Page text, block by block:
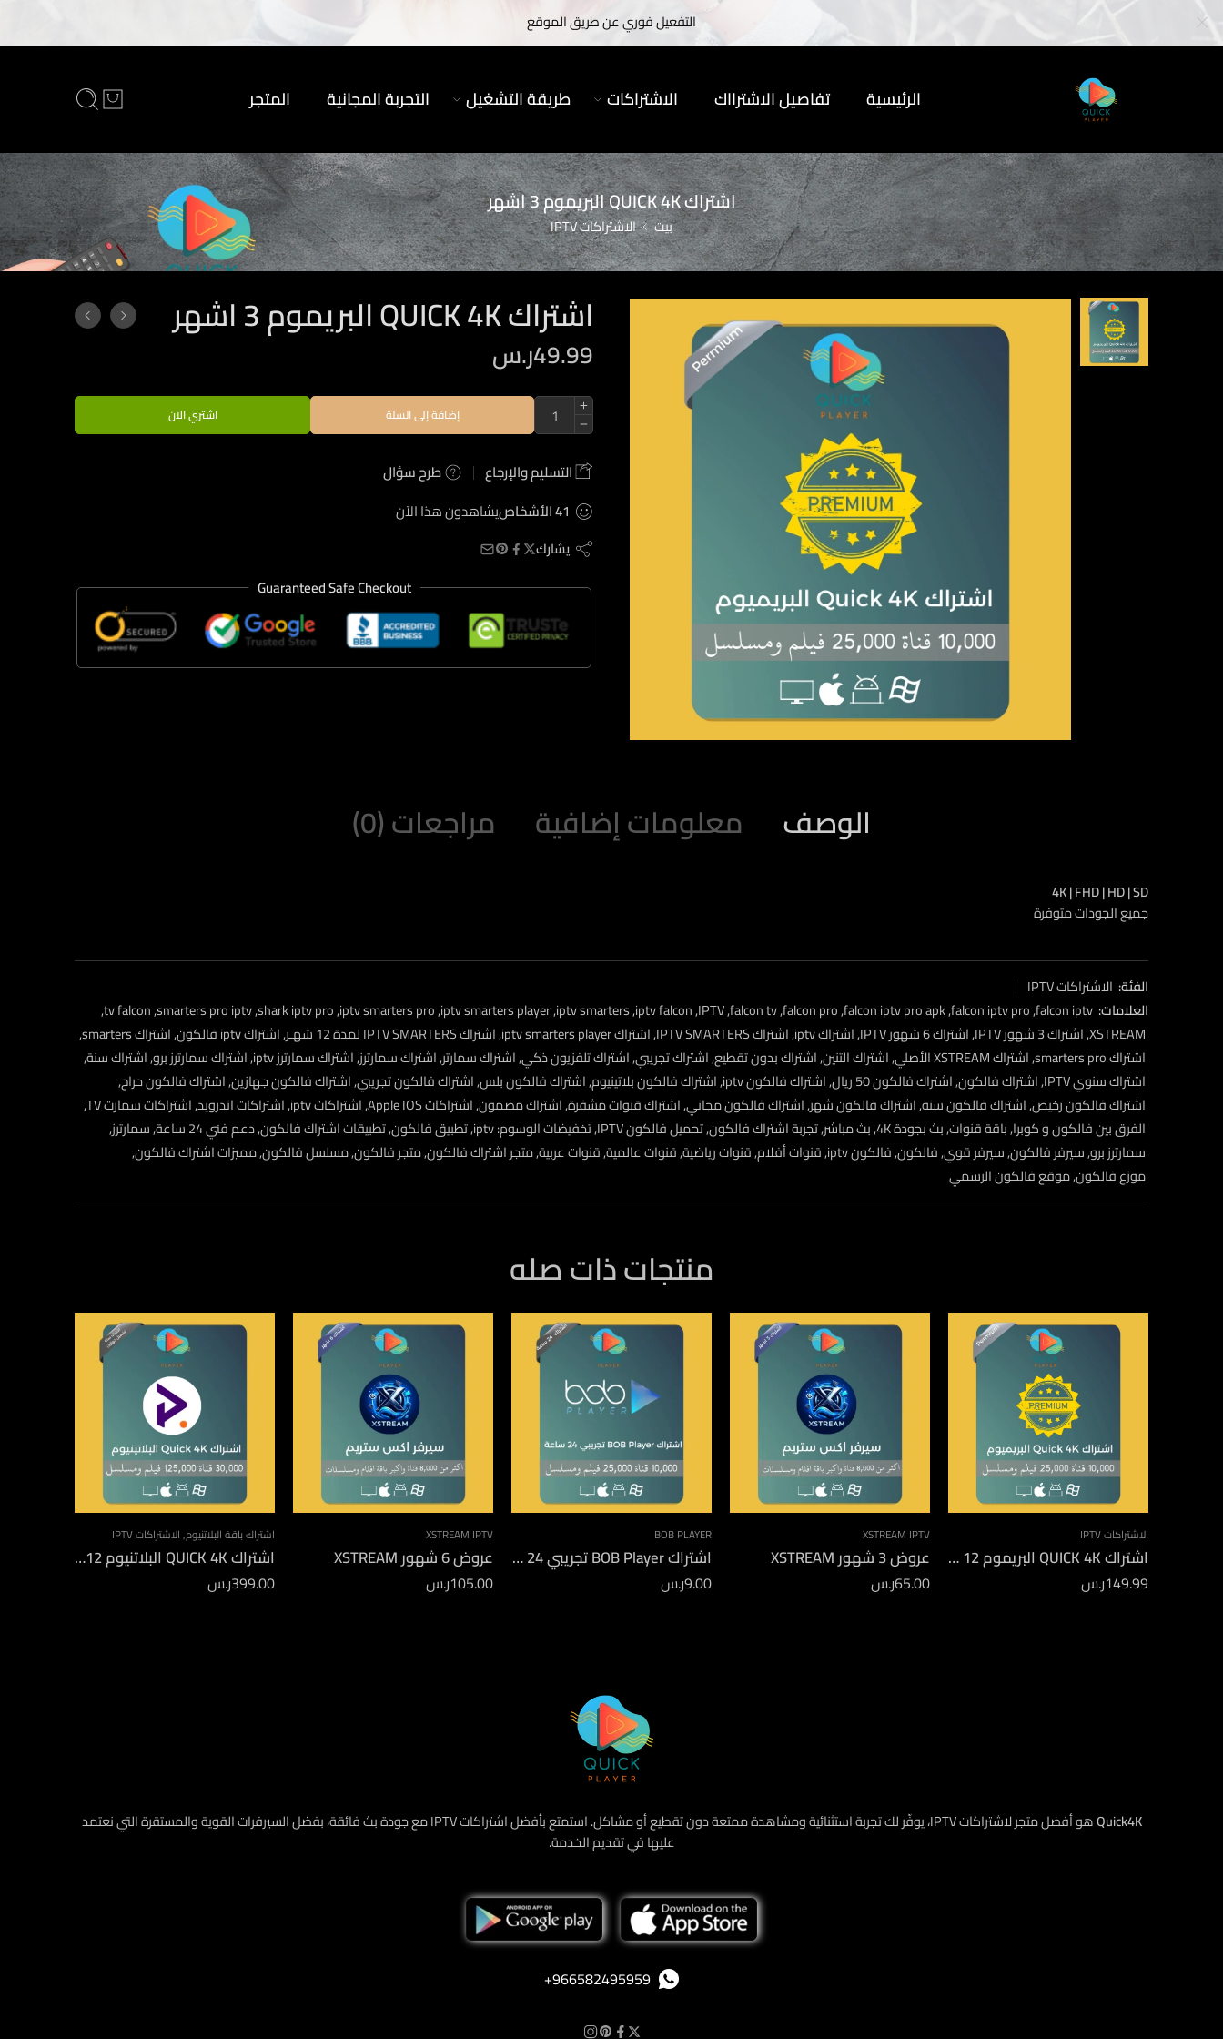
التفعيل فوري عن طريق الموقع
الرئيسية تفاصيل الاشترااك الاشتراكات طريقة التشغيل التجربة المجانية المتجر
اشتراك QUICK 4K البريموم 3 اشهر
بيت الاشتراكات IPTV
اشتراك QUICK 4K البريموم 3 اشهر
49.99ر.س
إضافة إلى السلة اشتري الآن
التسليم والإرجاع
طرح سؤال
41الأشخاصيشاهدون هذا الآن
يشارك
Guaranteed Safe Checkout
الوصف معلومات إضافية مراجعات (0)
4K | FHD | HD | SD
جميع الجودات متوفرة
الفئة: الاشتراكات IPTV
العلامات: falcon iptv
,
falcon iptv pro
,
falcon iptv pro apk
,
falcon pro
,
falcon tv
,
IPTV
,
iptv falcon
,
iptv smarters
,
iptv smarters player
,
iptv smarters pro
,
shark iptv pro
,
smarters pro iptv
,
tv falcon
,
XSTREAM
,اشتراك 3 شهور IPTV ,اشتراك 6 شهور IPTV ,اشتراك iptv ,اشتراك IPTV SMARTERS ,اشتراك iptv smarters player ,اشتراك IPTV SMARTERS لمدة 12 شهـر ,اشتراك iptv فالكون ,اشتراك smarters
,
اشتراك smarters pro
,اشتراك XSTREAM الأصلي ,اشتراك التنين,اشتراك بدون تقطيع,اشتراك تجريبي,اشتراك تلفزيون ذكي,اشتراك سمارتر,اشتراك سمارترز,اشتراك سمارترز iptv ,اشتراك سمارترز برو,اشتراك سنة,
اشتراك سنوي IPTV
,اشتراك فالكون,اشتراك فالكون 50 ريال ,اشتراك فالكون iptv ,اشتراك فالكون بلاتينيوم,اشتراك فالكون بلس,اشتراك فالكون تجريبي,اشتراك فالكون جهازين,اشتراك فالكون حراج,
اشتراك فالكون رخيص,اشتراك فالكون سنه,اشتراك فالكون شهر,اشتراك فالكون مجاني,اشتراك قنوات مشفرة,اشتراك مضمون,اشتراكات Apple IOS ,اشتراكات iptv ,اشتراكات اندرويد,اشتراكات سمارت TV
,
الفرق بين فالكون و كوبرا,باقة قنوات,بث بجودة 4K ,بث مباشر,تجربة اشتراك فالكون,تحميل فالكون IPTV ,تخفيضات الوسوم: iptv ,تطبيق فالكون,تطبيقات اشتراك فالكون,دعم فني 24 ساعة ,سمارترز,
سمارترز برو,سيرفر فالكون,سيرفر قوي,فالكون,فالكون iptv ,قنوات أفلام,قنوات رياضية,قنوات عالمية,قنوات عربية,متجر اشتراك فالكون,متجر فالكون,مسلسل فالكون,مميزات اشتراك فالكون,
موزع فالكون,موقع فالكون الرسمي
منتجات ذات صله
الاشتراكات IPTV
اشتراك QUICK 4K البريموم 12 شهر
149.99ر.س
XSTREAM IPTV
عروض 3 شهور XSTREAM
65.00ر.س
BOB PLAYER
اشتراك BOB Player تجريبي 24 ساعة
9.00ر.س
XSTREAM IPTV
عروض 6 شهور XSTREAM
105.00ر.س
اشتراك باقة البلاتنيوم,الاشتراكات IPTV
اشتراك QUICK 4K البلاتنيوم 12 شهر جهازين
399.00ر.س
Quick4K
هو أفضل متجر لاشتراكات IPTV، يوفّر لك تجربة استثنائية ومشاهدة ممتعة دون تقطيع أو مشاكل. استمتع بأفضل اشتراكات IPTV مع جودة بث فائقة، بفضل السيرفرات القوية والمستقرة التي نعتمد
عليها في تقديم الخدمة.
‪+966582495959